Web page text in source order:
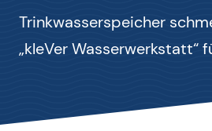
Trinkwasserspeicher
„kleVer Wasserwerkstatt“